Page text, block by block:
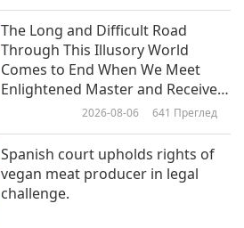
Ние всички имаме
задължението да опазваме себе
си и другите, част 1 от 6
Да използваме своята мъдрост,
част 1 от 10
The Long and Difficult Road
Through This Illusory World
Comes to End When We Meet
Enlightened Master and Receive
2026-08-06 641 Преглед
Spanish court upholds rights of
vegan meat producer in legal
challenge.